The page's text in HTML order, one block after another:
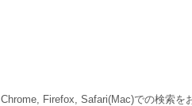
Chrome, Firefox, Safari(Mac)での検索を